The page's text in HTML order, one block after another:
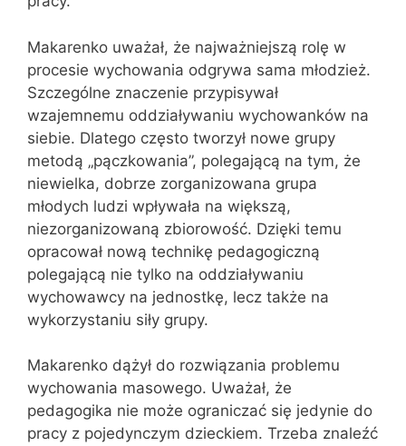
Makarenko uważał, że najważniejszą rolę w
procesie wychowania odgrywa sama młodzież.
Szczególne znaczenie przypisywał
wzajemnemu oddziaływaniu wychowanków na
siebie. Dlatego często tworzył nowe grupy
metodą „pączkowania”, polegającą na tym, że
niewielka, dobrze zorganizowana grupa
młodych ludzi wpływała na większą,
niezorganizowaną zbiorowość. Dzięki temu
opracował nową technikę pedagogiczną
polegającą nie tylko na oddziaływaniu
wychowawcy na jednostkę, lecz także na
wykorzystaniu siły grupy.
Makarenko dążył do rozwiązania problemu
wychowania masowego. Uważał, że
pedagogika nie może ograniczać się jedynie do
pracy z pojedynczym dzieckiem. Trzeba znaleźć